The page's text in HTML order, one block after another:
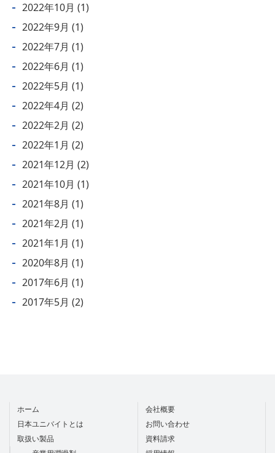
2022年10月 (1)
2022年9月 (1)
2022年7月 (1)
2022年6月 (1)
2022年5月 (1)
2022年4月 (2)
2022年2月 (2)
2022年1月 (2)
2021年12月 (2)
2021年10月 (1)
2021年8月 (1)
2021年2月 (1)
2021年1月 (1)
2020年8月 (1)
2017年6月 (1)
2017年5月 (2)
ホーム
日本ユニバイトとは
取扱い製品
会社概要
お問い合わせ
資料請求